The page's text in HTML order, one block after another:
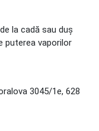
la cadă sau duș
puterea vaporilor
3045/1e, 628